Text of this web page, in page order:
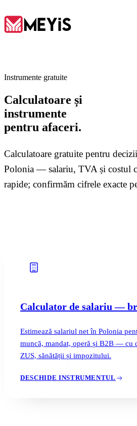
01Acasă
02 Despre noi
03Servicii
Saldeo
Contact
Instrumente gratuite
Calculatoare și
instrumente
pentru afaceri.
Calculatoare gratuite pentru
Polonia — salariu, TVA și costul
rapide; confirmăm cifrele exacte
Calculator de salariu —
Estimează salariul net în Polonia
muncă, mandat, operă și B2B — cu
ZUS, sănătății și impozitului.
DESCHIDE INSTRUMENTUL